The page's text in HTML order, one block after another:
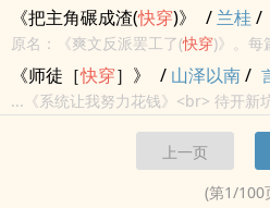
异，八二小说网实时更新快穿美食系
读，书友所发表的快穿美食系统评论
支持快穿 美食...
《把主角碾成渣(快穿)》 / 兰桂 /
原名：《爽文反派罢工了(快穿)》。每
惹主角不舒服，被打脸无数次还要降
场。当满级快穿大佬穿成爽文反派，
他只管自...
《师徒［快穿］》 / 山泽以南/
...《系统让我努
<br> 作者菌基友的坑→<br>快穿 萌
]》<br> 写文现耽：...上一页
(第1/100